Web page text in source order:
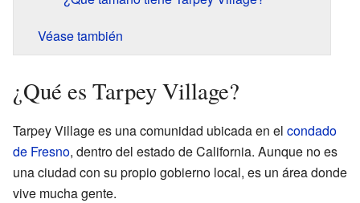
Véase también
¿Qué es Tarpey Village?
Tarpey Village es una comunidad ubicada en el condado
de Fresno, dentro del estado de California. Aunque no es
una ciudad con su propio gobierno local, es un área donde
vive mucha gente.